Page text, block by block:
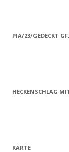
PIA/23/GEDECKT
HECKENSCHLAG
KARTE